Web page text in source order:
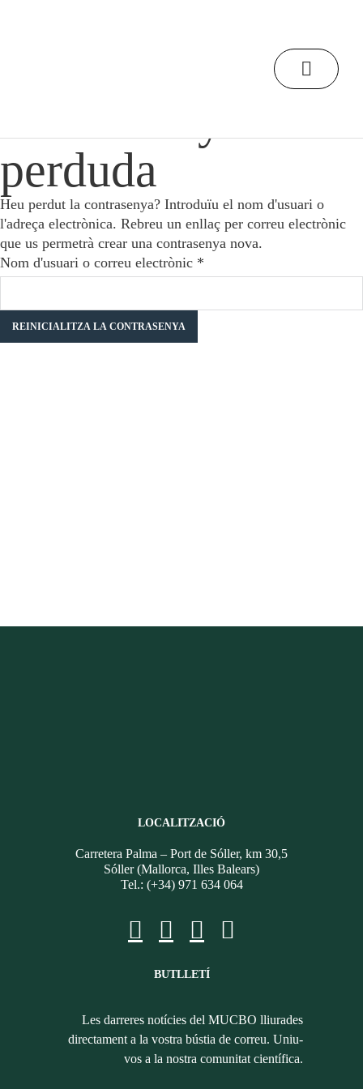
perduda
Heu perdut la contrasenya? Introduïu el nom d'usuari o
l'adreça electrònica. Rebreu un enllaç per correu electrònic
que us permetrà crear una contrasenya nova.
Nom d'usuari o correu electrònic *
REINICIALITZA LA CONTRASENYA
LOCALITZACIÓ
Carretera Palma – Port de Sóller, km 30,5
Sóller (Mallorca, Illes Balears)
Tel.: (+34) 971 634 064
BUTLLETÍ
Les darreres notícies del MUCBO lliurades
directament a la vostra bústia de correu. Uniu-
vos a la nostra comunitat científica.